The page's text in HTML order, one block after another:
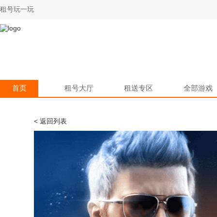
租号玩一玩
首页 租号大厅 租送专区 全部游戏
< 返回列表